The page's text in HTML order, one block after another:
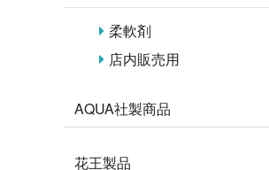
柔軟剤
店内販売用
AQUA社製商品
花王製品